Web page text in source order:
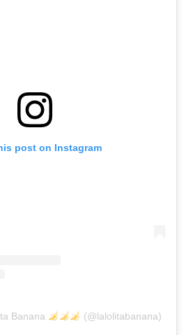
post on Instagram
Banana (@lalolitabanana)